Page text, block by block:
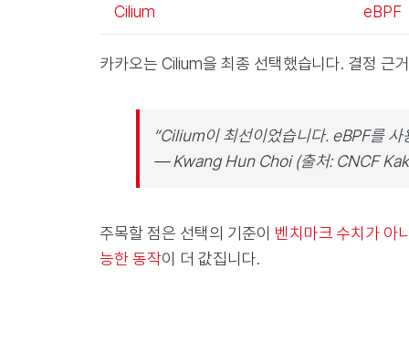
Cilium eBPF
카카오는 Cilium을 최종 선택했습니다. 결정 근
“Cilium이 최선이었습니다. eBPF를
— Kwang Hun Choi (출처: CNCF
주목할 점은 선택의 기준이 벤치마크 수치가 아
능한 동작이 더 값집니다.